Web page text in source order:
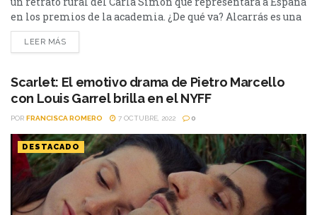
en los premios de la academia. ¿De qué va? Alcarrás es una
tranquila localidad de Cataluña, donde todos se conocen.
Allí vive una familia que subsiste gracias a la cosecha y
LEER MÁS
Scarlet: El emotivo drama de Pietro Marcello
con Louis Garrel brilla en el NYFF
POR FRANCISCA ROMERO 7 OCTUBRE, 2022 0
DESTACADO